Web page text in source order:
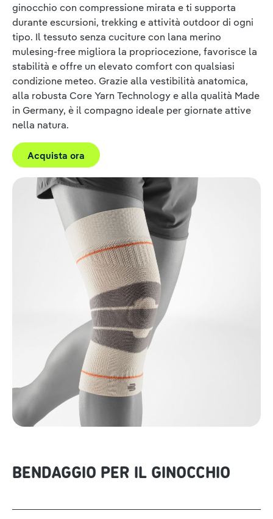
ginocchio con compressione mirata e ti supporta
durante escursioni, trekking e attività outdoor di ogni
tipo. Il tessuto senza cuciture con lana merino
mulesing-free migliora la propriocezione, favorisce la
stabilità e offre un elevato comfort con qualsiasi
condizione meteo. Grazie alla vestibilità anatomica,
alla robusta Core Yarn Technology e alla qualità Made
in Germany, è il compagno ideale per giornate attive
nella natura.
Acquista ora
BENDAGGIO PER IL GINOCCHIO